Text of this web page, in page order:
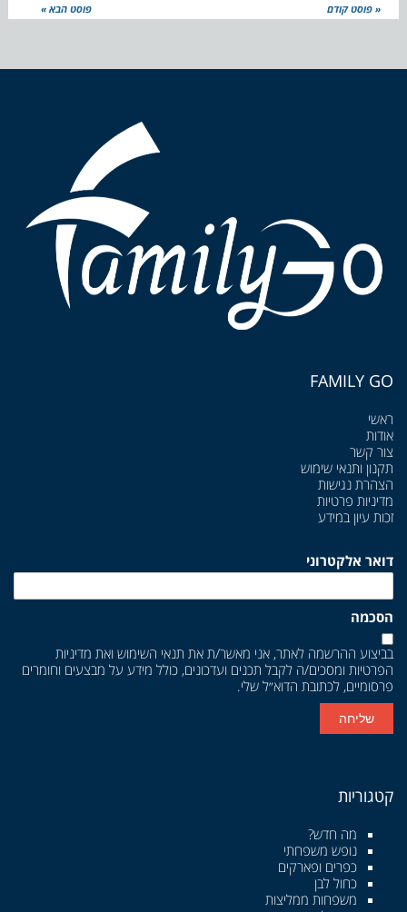
« פוסט קודם פוסט הבא »
FAMILY GO
ראשי
אודות
צור קשר
תקנון ותנאי שימוש
הצהרת נגישות
מדיניות פרטיות
זכות עיון במידע
דואר אלקטרוני
הסכמה
בביצוע ההרשמה לאתר, אני מאשר/ת את תנאי השימוש ואת מדיניות
הפרטיות ומסכים/ה לקבל תכנים ועדכונים, כולל מידע על מבצעים וחומרים
פרסומיים, לכתובת הדוא״ל שלי.
שליחה
קטגוריות
מה חדש?
נופש משפחתי
כפרים ופארקים
כחול לבן
משפחות ממליצות